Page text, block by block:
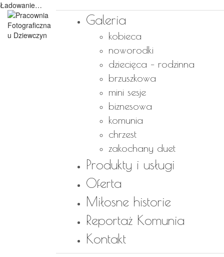
Ładowanie…
Galeria
kobieca
noworodki
dziecięca – rodzinna
brzuszkowa
mini sesje
biznesowa
komunia
chrzest
zakochany duet
Produkty i usługi
Oferta
Miłosne historie
Reportaż Komunia
Kontakt